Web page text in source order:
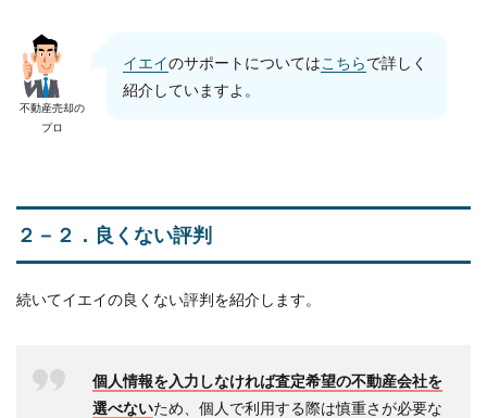
不動産売却の
プロ
イエイのサポートについてはこちらで詳しく
紹介していますよ。
２－２．良くない評判
続いてイエイの良くない評判を紹介します。
個人情報を入力しなければ査定希望の不動産会社を
選べないため、個人で利用する際は慎重さが必要な